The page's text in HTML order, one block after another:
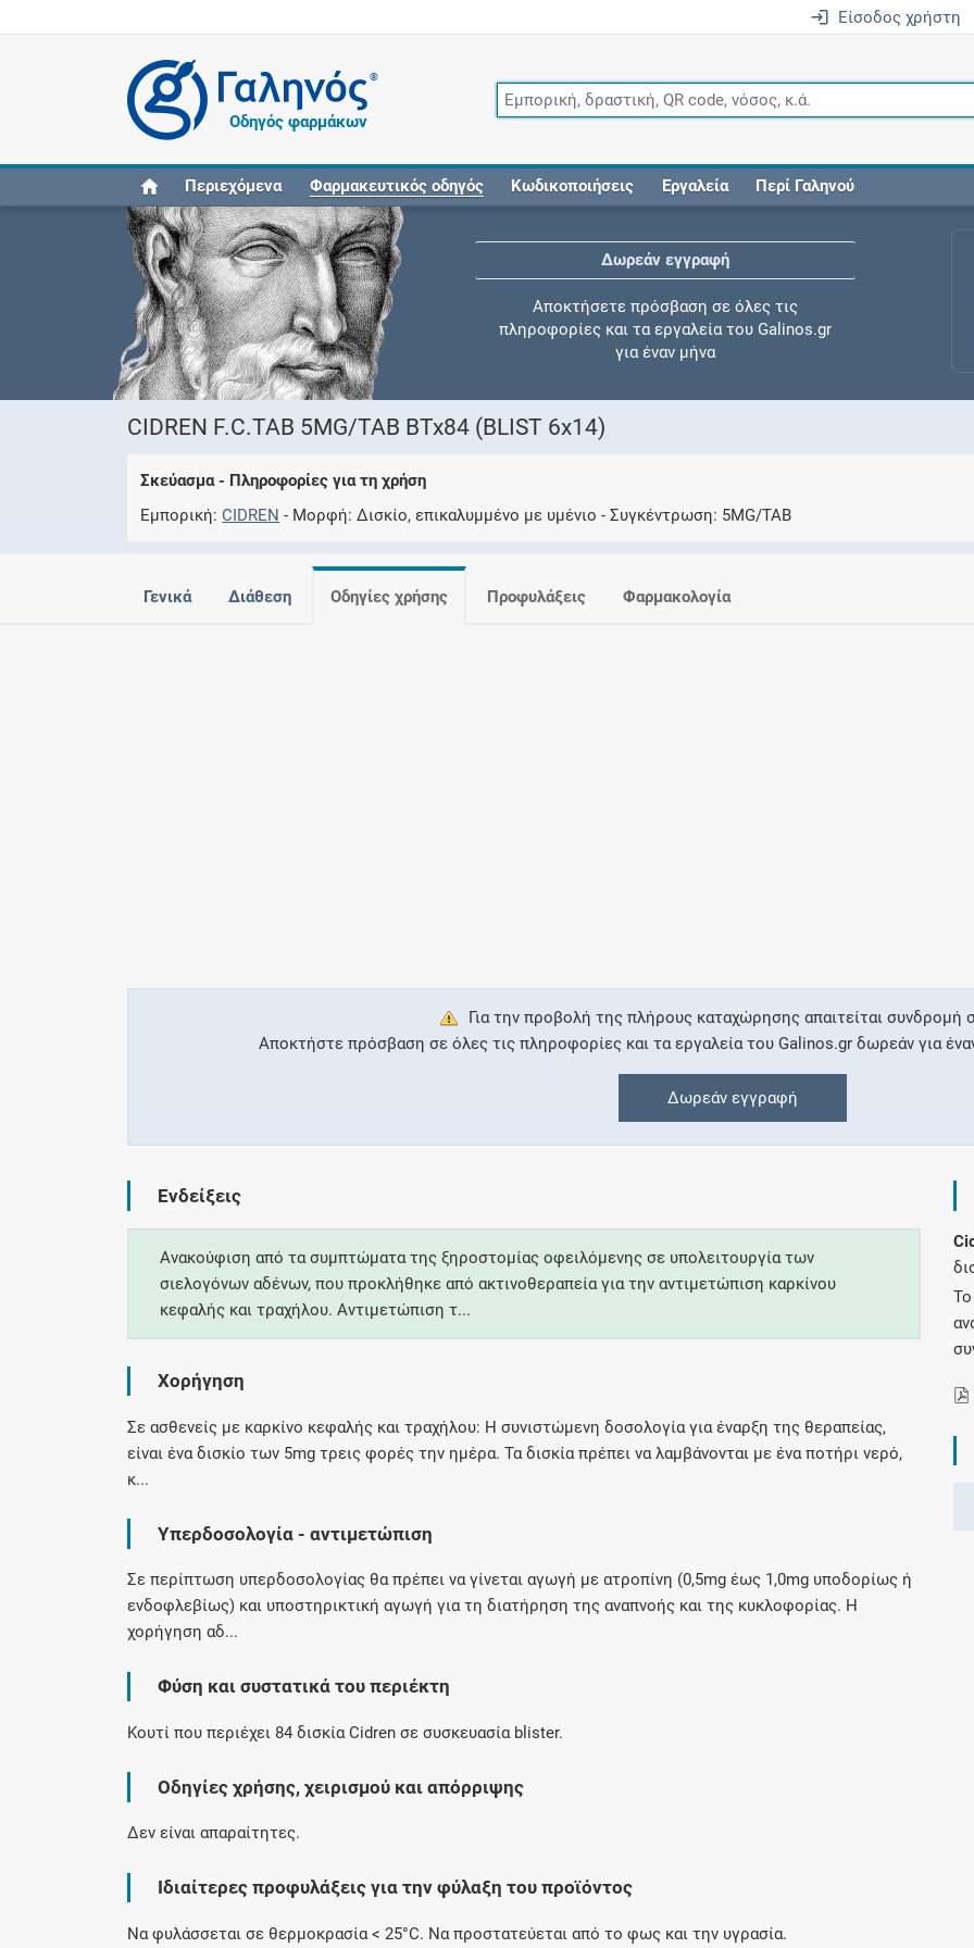
Είσοδος χρήστη
®
Οδηγός φαρμάκων
Περιεχόμενα Φαρμακευτικός οδηγός Κωδικοποιήσεις Εργαλεία Περί Γαληνού
Δωρεάν εγγραφή
Αποκτήσετε πρόσβαση σε όλες τις
πληροφορίες και τα εργαλεία του Galinos.gr
για έναν μήνα
Ελέγξτε την αγωγή σας για αντενδείξεις και
Συνδρομές
Μάθετε περισσότερα για τα οφέλη και τις
επιπλέον παροχές των συνδρομητικών
Ενδείξεις και αγωγές
Βρείτε θεραπευτικές ενδείξεις και αγωγές για
Γνωρίζατε ότι...
CIDREN F.C.TAB 5MG/TAB BTx84 (BLIST 6x14)
Σκεύασμα - Πληροφορίες για τη χρήση
Εμπορική CIDREN Μορφή Δισκίο, επικαλυμμένο με υμένιο Συγκέντρωση 5MG/TAB
Γενικά Διάθεση Οδηγίες χρήσης Προφυλάξεις Φαρμακολογία
Για την προβολή της πλήρους καταχώρησης απαιτείται συνδρομή
Αποκτήστε πρόσβαση σε όλες τις πληροφορίες και τα εργαλεία του Galinos.gr δωρεάν για
Δωρεάν εγγραφή
Ενδείξεις
Ανακούφιση από τα συμπτώματα της ξηροστομίας οφειλόμενης σε υπολειτουργία των
σιελογόνων αδένων, που προκλήθηκε από ακτινοθεραπεία για την αντιμετώπιση καρκίνου
κεφαλής και τραχήλου. Αντιμετώπιση τ...
Χορήγηση
Σε ασθενείς με καρκίνο κεφαλής και τραχήλου: Η συνιστώμενη δοσολογία για έναρξη της θεραπείας,
είναι ένα δισκίο των 5mg τρεις φορές την ημέρα. Τα δισκία πρέπει να λαμβάνονται με ένα ποτήρι νερό,
κ...
Υπερδοσολογία - αντιμετώπιση
Σε περίπτωση υπερδοσολογίας θα πρέπει να γίνεται αγωγή με ατροπίνη (0,5mg έως 1,0mg υποδορίως ή
ενδοφλεβίως) και υποστηρικτική αγωγή για τη διατήρηση της αναπνοής και της κυκλοφορίας. Η
χορήγηση αδ...
Φύση και συστατικά του περιέκτη
Κουτί που περιέχει 84 δισκία Cidren σε συσκευασία blister.
Οδηγίες χρήσης, χειρισμού και απόρριψης
Δεν είναι απαραίτητες.
Ιδιαίτερες προφυλάξεις για την φύλαξη του προϊόντος
Να φυλάσσεται σε θερμοκρασία < 25°C. Να προστατεύεται από το φως και την υγρασία.